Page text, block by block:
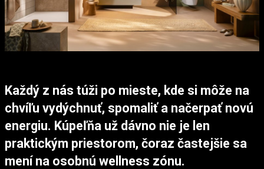
Každý z nás túži po mieste, kde si môže na
chvíľu vydýchnuť, spomaliť a načerpať novú
energiu. Kúpeľňa už dávno nie je len
praktickým priestorom, čoraz častejšie sa
mení na osobnú wellness zónu.